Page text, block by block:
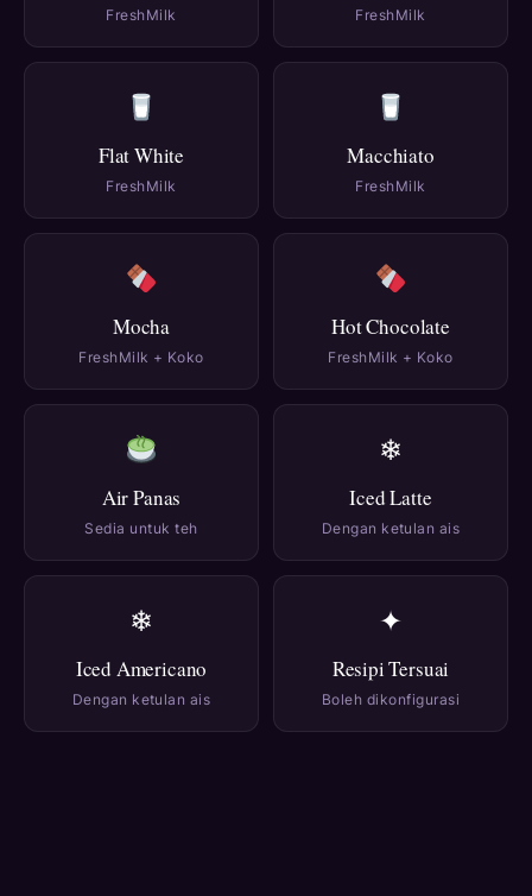
FreshMilk FreshMilk
Flat White
FreshMilk
Macchiato
FreshMilk
Mocha
FreshMilk + Koko
Hot Chocolate
FreshMilk + Koko
Air Panas
Sedia untuk teh
❄
Iced Latte
Dengan ketulan ais
❄
Iced Americano
Dengan ketulan ais
✦
Resipi Tersuai
Boleh dikonfigurasi